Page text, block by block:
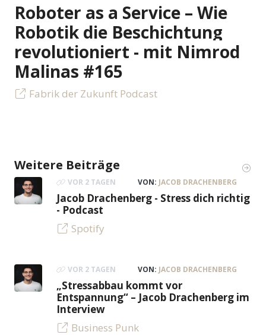
Roboter as a Service – Wie
Robotik die Beschichtung
revolutioniert - mit Nimrod
Malinas #165
Fabrik der Zukunft Podcast
Weitere Beiträge
VOR 2 TAGEN VON: JACOB DRACHENBERG
Jacob Drachenberg - Stress dich richtig
- Podcast
Spotify
VOR 2 TAGEN VON: JACOB DRACHENBERG
„Stressabbau kommt vor
Entspannung“ – Jacob Drachenberg im
Interview
Business Punk